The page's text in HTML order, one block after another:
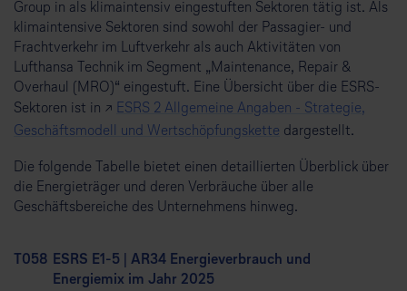
Group in als klimaintensiv eingestuften Sektoren tätig ist. Als
klimaintensive Sektoren sind sowohl der Passagier- und
Frachtverkehr im Luftverkehr als auch Aktivitäten von
Lufthansa Technik im Segment „Maintenance, Repair &
Overhaul (MRO)“ eingestuft. Eine Übersicht über die ESRS-
Sektoren ist in ↗ ESRS 2 Allgemeine Angaben - Strategie,
Geschäftsmodell und Wertschöpfungskette dargestellt.
Die folgende Tabelle bietet einen detaillierten Überblick über
die Energieträger und deren Verbräuche über alle
Geschäftsbereiche des Unternehmens hinweg.
T058 ESRS E1-5 | AR34 Energieverbrauch und
Energiemix im Jahr 2025